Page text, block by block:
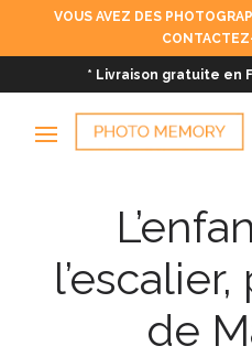
VOUS AVEZ DES
* Livraison gratuite en
de